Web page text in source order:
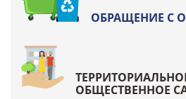
ОБРАЩЕНИЕ С
ОБЩЕСТВЕННОЕ